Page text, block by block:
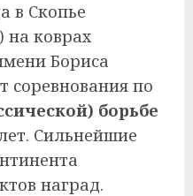
в Скопье
на коврах
Бориса
соревнования по
борьбе
Сильнейшие
наград.